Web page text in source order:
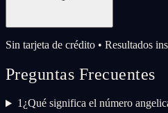
Sin tarjeta de crédito • Resultados
Preguntas Frecuentes
1¿Qué significa el número